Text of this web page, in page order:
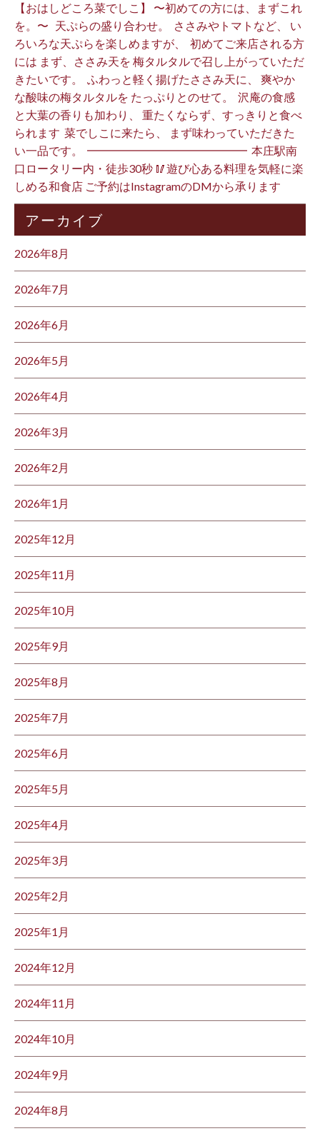
【おはしどころ菜でしこ】 〜初めての方には、まずこれ
を。〜 ⁡ ⁡ 天ぷらの盛り合わせ。 ⁡ ささみやトマトなど、 い
ろいろな天ぷらを楽しめますが、 ⁡ 初めてご来店される方
には まず、ささみ天を 梅タルタルで召し上がっていただ
きたいです。 ⁡ ふわっと軽く揚げたささみ天に、 爽やか
な酸味の梅タルタルを たっぷりとのせて。 ⁡ 沢庵の食感
と大葉の香りも加わり、 重たくならず、すっきりと食べ
られます️ ⁡ 菜でしこに来たら、 まず味わっていただきた
い一品です。 ⁡ ━━━━━━━━━━━━━━ ⁡ 本庄駅南
口ロータリー内・徒歩30秒 🥢遊び心ある料理を気軽に楽
しめる和食店 ご予約はInstagramのDMから承ります ⁡
アーカイブ
2026年8月
2026年7月
2026年6月
2026年5月
2026年4月
2026年3月
2026年2月
2026年1月
2025年12月
2025年11月
2025年10月
2025年9月
2025年8月
2025年7月
2025年6月
2025年5月
2025年4月
2025年3月
2025年2月
2025年1月
2024年12月
2024年11月
2024年10月
2024年9月
2024年8月